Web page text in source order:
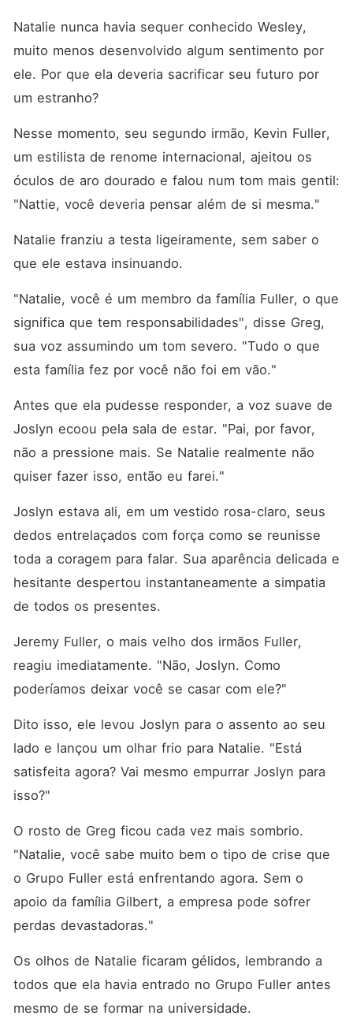
Natalie nunca havia sequer conhecido Wesley,
muito menos desenvolvido algum sentimento por
ele. Por que ela deveria sacrificar seu futuro por
um estranho?
Nesse momento, seu segundo irmão, Kevin Fuller,
um estilista de renome internacional, ajeitou os
óculos de aro dourado e falou num tom mais gentil:
"Nattie, você deveria pensar além de si mesma."
Natalie franziu a testa ligeiramente, sem saber o
que ele estava insinuando.
"Natalie, você é um membro da família Fuller, o que
significa que tem responsabilidades", disse Greg,
sua voz assumindo um tom severo. "Tudo o que
esta família fez por você não foi em vão."
Antes que ela pudesse responder, a voz suave de
Joslyn ecoou pela sala de estar. "Pai, por favor,
não a pressione mais. Se Natalie realmente não
quiser fazer isso, então eu farei."
Joslyn estava ali, em um vestido rosa-claro, seus
dedos entrelaçados com força como se reunisse
toda a coragem para falar. Sua aparência delicada e
hesitante despertou instantaneamente a simpatia
de todos os presentes.
Jeremy Fuller, o mais velho dos irmãos Fuller,
reagiu imediatamente. "Não, Joslyn. Como
poderíamos deixar você se casar com ele?"
Dito isso, ele levou Joslyn para o assento ao seu
lado e lançou um olhar frio para Natalie. "Está
satisfeita agora? Vai mesmo empurrar Joslyn para
isso?"
O rosto de Greg ficou cada vez mais sombrio.
"Natalie, você sabe muito bem o tipo de crise que
o Grupo Fuller está enfrentando agora. Sem o
apoio da família Gilbert, a empresa pode sofrer
perdas devastadoras."
Os olhos de Natalie ficaram gélidos, lembrando a
todos que ela havia entrado no Grupo Fuller antes
mesmo de se formar na universidade.